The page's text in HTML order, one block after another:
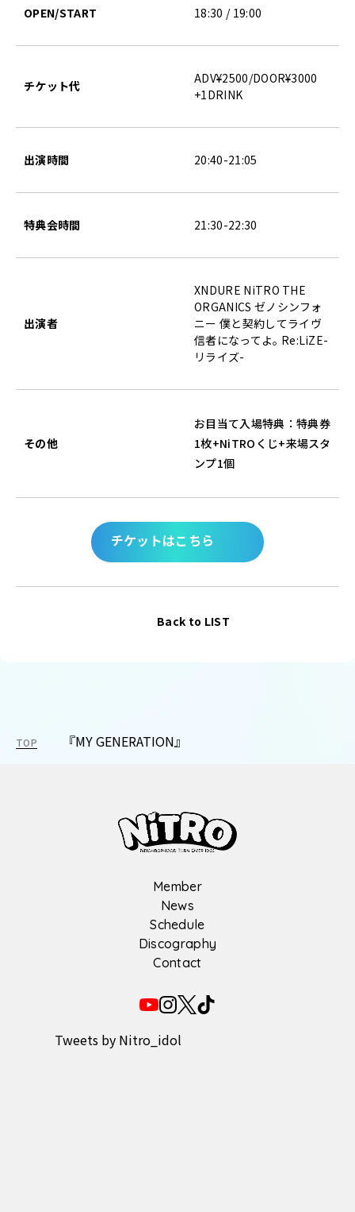
OPEN/START 18:30 / 19:00
チケット代
ADV¥2500/DOOR¥3000
+1DRINK
出演時間 20:40-21:05
特典会時間 21:30-22:30
出演者
XNDURE NiTRO THE
ORGANICS ゼノシンフォ
ニー 僕と契約してライヴ
信者になってよ｡ Re:LiZE-
リライズ-
その他
お目当て入場特典：特典券
1枚+NiTROくじ+来場スタ
ンプ1個
チケットはこちら
Back to LIST
TOP 『MY GENERATION』
Member
News
Schedule
Discography
Contact
Tweets by Nitro_idol